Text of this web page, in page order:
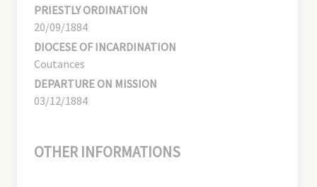
PRIESTLY ORDINATION
20/09/1884
DIOCESE OF INCARDINATION
Coutances
DEPARTURE ON MISSION
03/12/1884
OTHER INFORMATIONS